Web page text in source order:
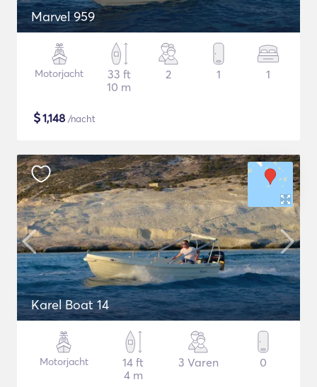
Marvel 959
Motorjacht
33 ft
10 m
2 1 1
$1,148 /nacht
Karel Boat 14
Motorjacht
14 ft
4 m
3 Varen 0